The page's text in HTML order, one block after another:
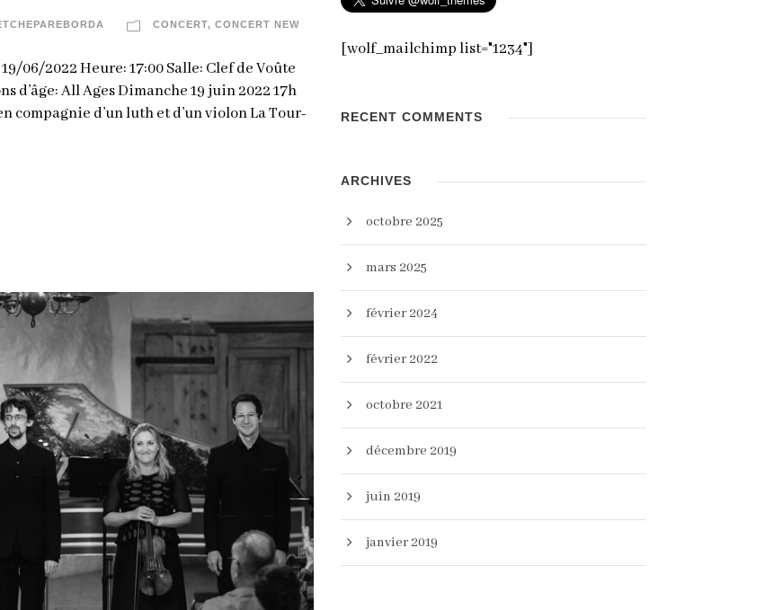
CONCERT, CONCERT NEW
06/2022 Heure: 17:00 Salle: Clef de Voûte
d’âge: All Ages Dimanche 19 juin 2022 17h
compagnie d’un luth et d’un violon La Tour-
[wolf_mailchimp list="1234"]
RECENT COMMENTS
ARCHIVES
octobre 2025
mars 2025
février 2024
février 2022
octobre 2021
décembre 2019
juin 2019
janvier 2019